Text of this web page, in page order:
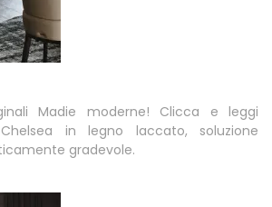
Madie moderne! Clicca e leggi
in legno laccato, soluzione
gradevole.